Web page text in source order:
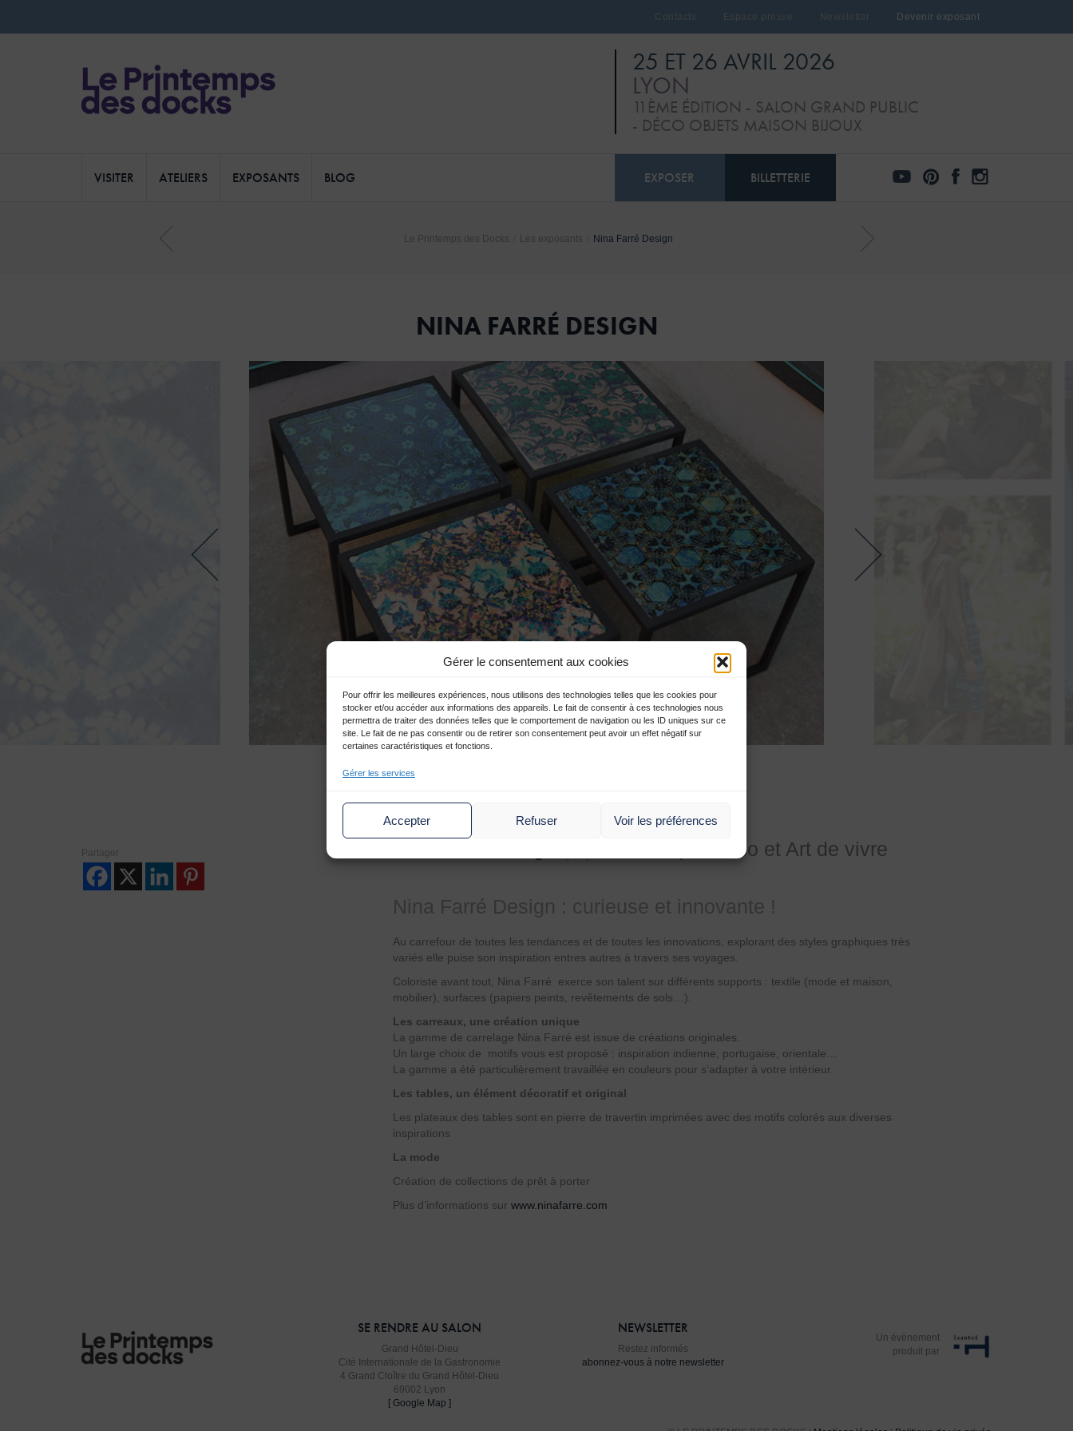
Gérer le consentement aux cookies
Pour offrir les meilleures expériences, nous utilisons des technologies telles que les cookies pour
stocker et/ou accéder aux informations des appareils. Le fait de consentir à ces technologies nous
permettra de traiter des données telles que le comportement de navigation ou les ID uniques sur ce
site. Le fait de ne pas consentir ou de retirer son consentement peut avoir un effet négatif sur
certaines caractéristiques et fonctions.
Gérer les services
Accepter Refuser Voir les préférences
Contacts Espace presse Newsletter Devenir exposant
25 ET 26 AVRIL 2026
LYON
11ÈME ÉDITION - SALON GRAND PUBLIC
- DÉCO OBJETS MAISON BIJOUX
VISITER ATELIERS EXPOSANTS BLOG EXPOSER BILLETTERIE
Le Printemps des Docks Les exposants Nina Farré Design
NINA FARRÉ DESIGN
Partager Thématique Déco et Art de vivre
Nina Farré Design : curieuse et innovante !
Au carrefour de toutes les tendances et de toutes les innovations, explorant des styles graphiques très
variés elle puise son inspiration entres autres à travers ses voyages.
Coloriste avant tout, Nina Farré exerce son talent sur différents supports : textile (mode et maison,
mobilier), surfaces (papiers peints, revêtements de sols…).
Les carreaux, une création unique
La gamme de carrelage Nina Farré est issue de créations originales.
Un large choix de motifs vous est proposé : inspiration indienne, portugaise, orientale…
La gamme a été particulièrement travaillée en couleurs pour s’adapter à votre intérieur.
Les tables, un élément décoratif et original
Les plateaux des tables sont en pierre de travertin imprimées avec des motifs colorés aux diverses
inspirations
La mode
Création de collections de prêt à porter
Plus d’informations sur www.ninafarre.com
SE RENDRE AU SALON
Grand Hôtel-Dieu
Cité Internationale de la Gastronomie
4 Grand Cloître du Grand Hôtel-Dieu
69002 Lyon
[ Google Map ]
NEWSLETTER
Restez informés
abonnez-vous à notre newsletter
Un évènement
produit par